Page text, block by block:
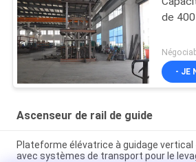
de
- JE
Ascenseur de rail de guide
Plateforme élévatrice à guidage vertical
avec systèmes de transport pour le